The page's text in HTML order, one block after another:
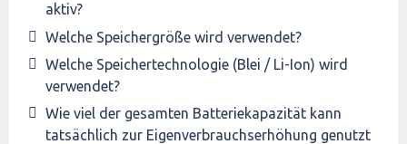
aktiv?
Welche Speichergröße wird verwendet?
Welche Speichertechnologie (Blei / Li-Ion) wird
verwendet?
Wie viel der gesamten Batteriekapazität kann
tatsächlich zur Eigenverbrauchserhöhung genutzt